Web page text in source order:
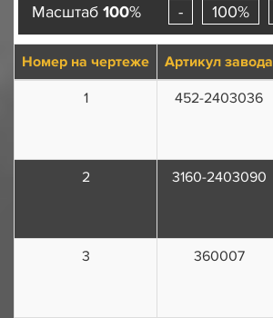
Масштаб 100% - 100%
Номер на чертеже Артикул завода
1
452-2403036
2 3160-2403090
3 360007